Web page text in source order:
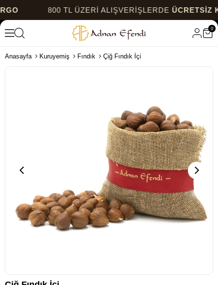
800 TL ÜZERİ ALIŞVERİŞLERDEÜCRETSİZ
0
Anasayfa Kuruyemiş Fındık Çiğ Fındık İçi